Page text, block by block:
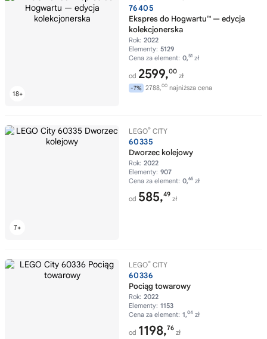
76405
Ekspres do Hogwartu™ — edycja
kolekcjonerska
Rok: 2022
Elementy: 5129
Cena za element: 0,51 zł
od 2599,00
zł
-7% 2788,00 najniższa cena
LEGO® CITY
60335
Dworzec kolejowy
Rok: 2022
Elementy: 907
Cena za element: 0,65 zł
od 585,49
zł
LEGO® CITY
60336
Pociąg towarowy
Rok: 2022
Elementy: 1153
Cena za element: 1,04 zł
od 1198,76
zł